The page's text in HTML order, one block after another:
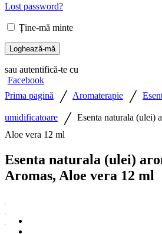
Lost password?
Ține-mă minte
Loghează-mă
sau autentifică-te cu
Facebook
Prima pagină / Aromaterapie /
umidificatoare / Esenta naturala (ulei)
Aloe vera 12 ml
Esenta naturala (ulei)
Aromas, Aloe vera 12 ml